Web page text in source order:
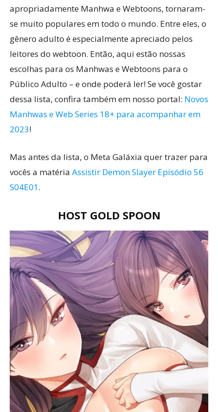
apropriadamente Manhwa e Webtoons, tornaram-
se muito populares em todo o mundo. Entre eles, o
gênero adulto é especialmente apreciado pelos
leitores do webtoon. Então, aqui estão nossas
escolhas para os Manhwas e Webtoons para o
Público Adulto – e onde poderá ler! Se você gostar
dessa lista, confira também em nosso portal: Novos
Manhwas e Web Series 18+ para acompanhar em
2023!
Mas antes da lista, o Meta Galáxia quer trazer para
vocês a matéria Assistir Demon Slayer Episódio 56
S04E01.
HOST GOLD SPOON